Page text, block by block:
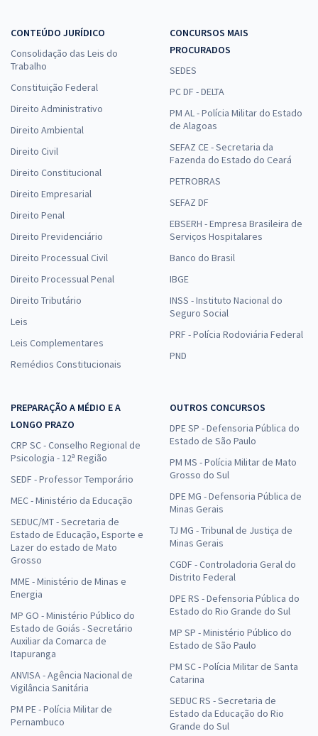
CONTEÚDO JURÍDICO
Consolidação das Leis do
Trabalho
Constituição Federal
Direito Administrativo
Direito Ambiental
Direito Civil
Direito Constitucional
Direito Empresarial
Direito Penal
Direito Previdenciário
Direito Processual Civil
Direito Processual Penal
Direito Tributário
Leis
Leis Complementares
Remédios Constitucionais
CONCURSOS MAIS
PROCURADOS
SEDES
PC DF - DELTA
PM AL - Polícia Militar do Estado
de Alagoas
SEFAZ CE - Secretaria da
Fazenda do Estado do Ceará
PETROBRAS
SEFAZ DF
EBSERH - Empresa Brasileira de
Serviços Hospitalares
Banco do Brasil
IBGE
INSS - Instituto Nacional do
Seguro Social
PRF - Polícia Rodoviária Federal
PND
PREPARAÇÃO A MÉDIO E A
LONGO PRAZO
CRP SC - Conselho Regional de
Psicologia - 12ª Região
SEDF - Professor Temporário
MEC - Ministério da Educação
SEDUC/MT - Secretaria de
Estado de Educação, Esporte e
Lazer do estado de Mato
Grosso
MME - Ministério de Minas e
Energia
MP GO - Ministério Público do
Estado de Goiás - Secretário
Auxiliar da Comarca de
Itapuranga
ANVISA - Agência Nacional de
Vigilância Sanitária
PM PE - Polícia Militar de
Pernambuco
OUTROS CONCURSOS
DPE SP - Defensoria Pública do
Estado de São Paulo
PM MS - Polícia Militar de Mato
Grosso do Sul
DPE MG - Defensoria Pública de
Minas Gerais
TJ MG - Tribunal de Justiça de
Minas Gerais
CGDF - Controladoria Geral do
Distrito Federal
DPE RS - Defensoria Pública do
Estado do Rio Grande do Sul
MP SP - Ministério Público do
Estado de São Paulo
PM SC - Polícia Militar de Santa
Catarina
SEDUC RS - Secretaria de
Estado da Educação do Rio
Grande do Sul